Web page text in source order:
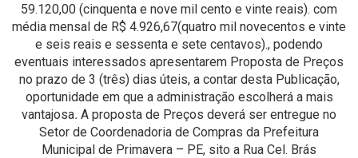
59.120,00 (cinquenta e nove mil cento e vinte reais). com
média mensal de R$ 4.926,67(quatro mil novecentos e vinte
e seis reais e sessenta e sete centavos)., podendo
eventuais interessados apresentarem Proposta de Preços
no prazo de 3 (três) dias úteis, a contar desta Publicação,
oportunidade em que a administração escolherá a mais
vantajosa. A proposta de Preços deverá ser entregue no
Setor de Coordenadoria de Compras da Prefeitura
Municipal de Primavera – PE, sito a Rua Cel. Brás